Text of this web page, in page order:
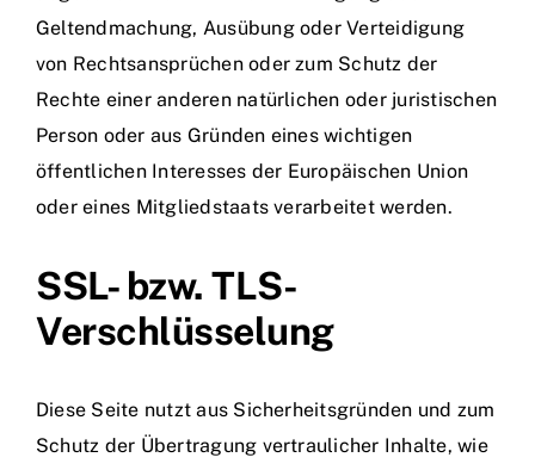
Geltendmachung, Ausübung oder Verteidigung
von Rechtsansprüchen oder zum Schutz der
Rechte einer anderen natürlichen oder juristischen
Person oder aus Gründen eines wichtigen
öffentlichen Interesses der Europäischen Union
oder eines Mitgliedstaats verarbeitet werden.
SSL- bzw. TLS-
Verschlüsselung
Diese Seite nutzt aus Sicherheitsgründen und zum
Schutz der Übertragung vertraulicher Inhalte, wie